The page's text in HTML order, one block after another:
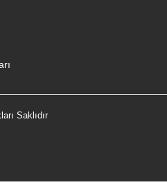
Saklıdır